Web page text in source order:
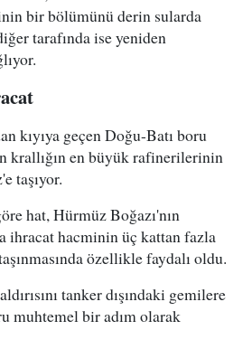
bir bölümünü derin sularda
tarafında ise yeniden
kıyıya geçen Doğu-Batı boru
krallığın en büyük rafinerilerinin
taşıyor.
hat, Hürmüz Boğazı'nın
ihracat hacminin üç kattan fazla
özellikle faydalı oldu.
tanker dışındaki gemilere
muhtemel bir adım olarak